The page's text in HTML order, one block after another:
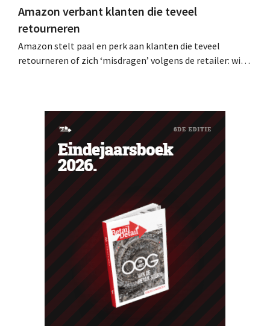
Amazon verbant klanten die teveel
retourneren
Amazon stelt paal en perk aan klanten die teveel
retourneren of zich ‘misdragen’ volgens de retailer: wie
loopt het...